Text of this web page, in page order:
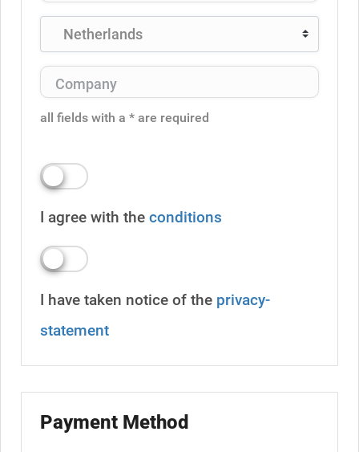
all fields with a * are required
I agree with theconditions
I have taken notice of the privacy-
statement
Payment Method